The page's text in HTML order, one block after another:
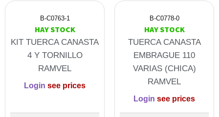
B-C0763-1
HAY STOCK
KIT TUERCA CANASTA
4 Y TORNILLO
RAMVEL
Login see prices
B-C0778-0
HAY STOCK
TUERCA CANASTA
EMBRAGUE 110
VARIAS (CHICA)
RAMVEL
Login see prices